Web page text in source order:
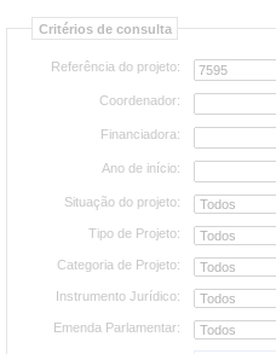
Consultar
projetos
Critérios de consulta
Referência do projeto:
Coordenador:
Financiadora:
Ano de início:
Situação do projeto:
Tipo de Projeto:
Categoria de Projeto:
Instrumento Jurídico:
Emenda Parlamentar: